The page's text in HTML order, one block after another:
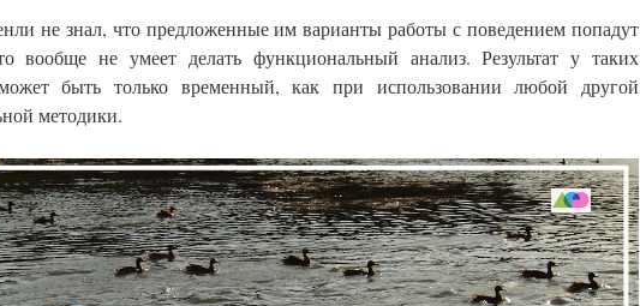
не знал, что предложенные им варианты работы с поведением попадут
вообще не умеет делать функциональный анализ. Результат у таких
быть только временный, как при использовании любой другой
методики.